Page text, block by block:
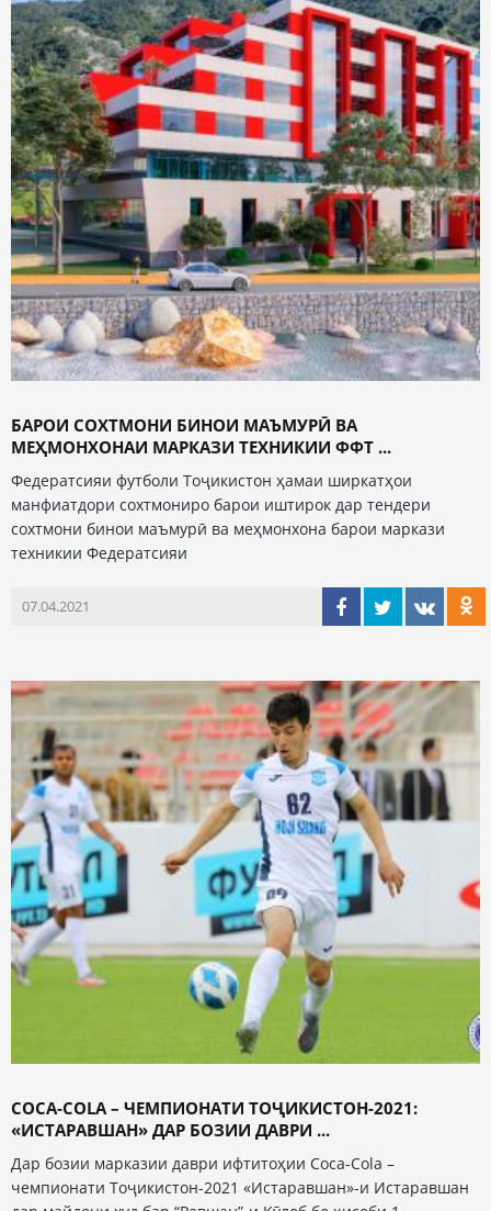
БАРОИ СОХТМОНИ БИНОИ МАЪМУРӢ ВА
МЕҲМОНХОНАИ МАРКАЗИ ТЕХНИКИИ ФФТ ...
Федератсияи футболи Тоҷикистон ҳамаи ширкатҳои
манфиатдори сохтмониро барои иштирок дар тендери
сохтмони бинои маъмурӣ ва меҳмонхона барои маркази
техникии Федератсияи
07.04.2021
COCA-СOLA – ЧЕМПИОНАТИ ТОҶИКИСТОН-2021:
«ИСТАРАВШАН» ДАР БОЗИИ ДАВРИ ...
Дар бозии марказии даври ифтитоҳии Coca-Cola –
чемпионати Тоҷикистон-2021 «Истаравшан»-и Истаравшан